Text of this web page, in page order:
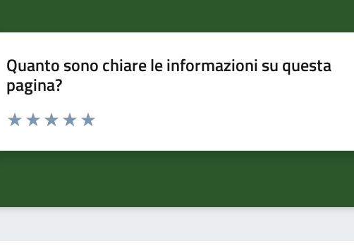
Quanto sono chiare le informazioni su questa
pagina?
Valuta da 1 a 5 stelle la pagina